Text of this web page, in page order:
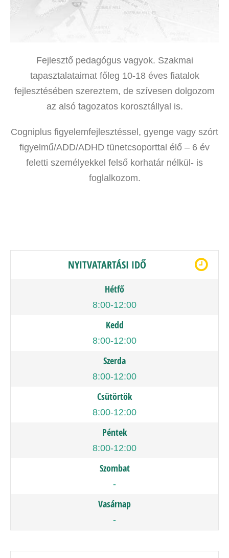
Fejlesztő pedagógus vagyok. Szakmai
tapasztalataimat főleg 10-18 éves fiatalok
fejlesztésében szereztem, de szívesen dolgozom
az alsó tagozatos korosztállyal is.
Cogniplus figyelemfejlesztéssel, gyenge vagy szórt
figyelmű/ADD/ADHD tünetcsoporttal élő – 6 év
feletti személyekkel felső korhatár nélkül- is
foglalkozom.
NYITVATARTÁSI IDŐ
Hétfő
8:00-12:00
Kedd
8:00-12:00
Szerda
8:00-12:00
Csütörtök
8:00-12:00
Péntek
8:00-12:00
Szombat
-
Vasárnap
-